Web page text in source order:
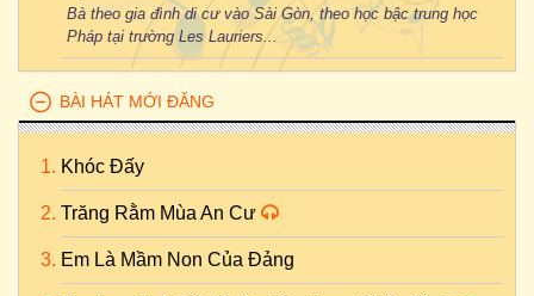
Bà theo gia đình di cư vào Sài Gòn, theo học bậc trung học
Pháp tại trường Les Lauriers...
BÀI HÁT MỚI ĐĂNG
Khóc Đấy
Trăng Rằm Mùa An Cư
Em Là Mầm Non Của Đảng